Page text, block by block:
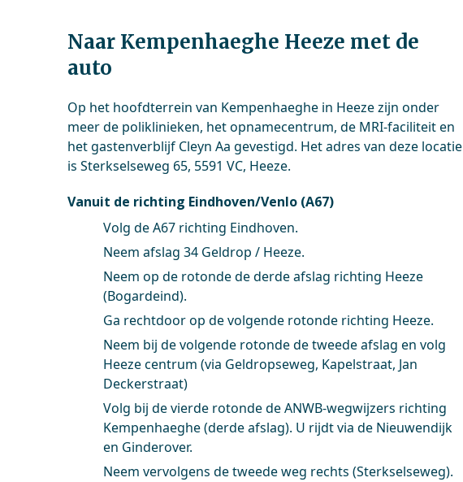
Naar Kempenhaeghe Heeze met de
auto
Op het hoofdterrein van Kempenhaeghe in Heeze zijn onder
meer de poliklinieken, het opnamecentrum, de MRI-faciliteit en
het gastenverblijf Cleyn Aa gevestigd. Het adres van deze locatie
is Sterkselseweg 65, 5591 VC, Heeze.
Vanuit de richting Eindhoven/Venlo (A67)
Volg de A67 richting Eindhoven.
Neem afslag 34 Geldrop / Heeze.
Neem op de rotonde de derde afslag richting Heeze
(Bogardeind).
Ga rechtdoor op de volgende rotonde richting Heeze.
Neem bij de volgende rotonde de tweede afslag en volg
Heeze centrum (via Geldropseweg, Kapelstraat, Jan
Deckerstraat)
Volg bij de vierde rotonde de ANWB-wegwijzers richting
Kempenhaeghe (derde afslag). U rijdt via de Nieuwendijk
en Ginderover.
Neem vervolgens de tweede weg rechts (Sterkselseweg).